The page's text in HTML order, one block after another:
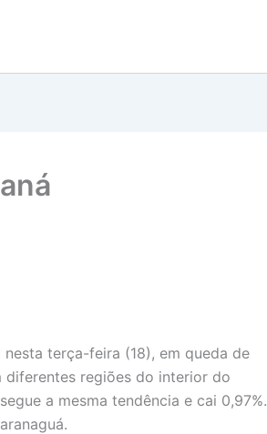
terça-feira (18), em queda de
diferentes regiões do interior do
a mesma tendência e cai 0,97%.